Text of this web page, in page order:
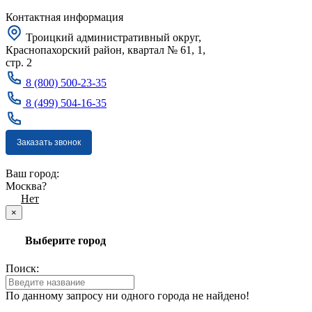
Контактная информация
Троицкий административный округ,
Краснопахорский район, квартал № 61, 1,
стр. 2
8 (800) 500-23-35
8 (499) 504-16-35
Заказать звонок
Ваш город:
Москва?
Нет
×
Выберите город
Поиск:
По данному запросу ни одного города не найдено!